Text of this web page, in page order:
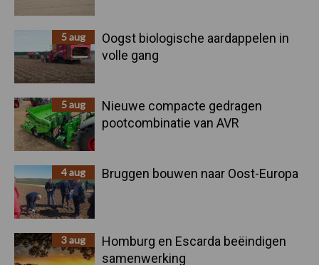
5 aug
Oogst biologische aardappelen in
volle gang
5 aug
Nieuwe compacte gedragen
pootcombinatie van AVR
4 aug Bruggen bouwen naar Oost-Europa
3 aug
Homburg en Escarda beëindigen
samenwerking